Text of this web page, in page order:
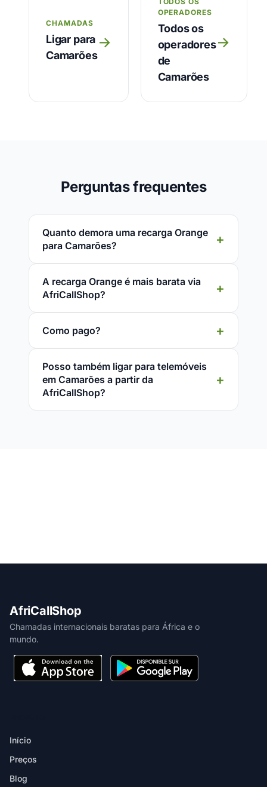
CHAMADAS
Ligar para
Camarões
→
OPERADORES
Todos os
operadores
de
Camarões
→
Perguntas frequentes
Quanto demora uma recarga Orange
para Camarões?
A recarga Orange é mais barata via
AfriCallShop?
Como pago?
Posso também ligar para telemóveis
em Camarões a partir da
AfriCallShop?
AfriCallShop
Chamadas internacionais baratas para África e o
mundo.
Início
Preços
Blog